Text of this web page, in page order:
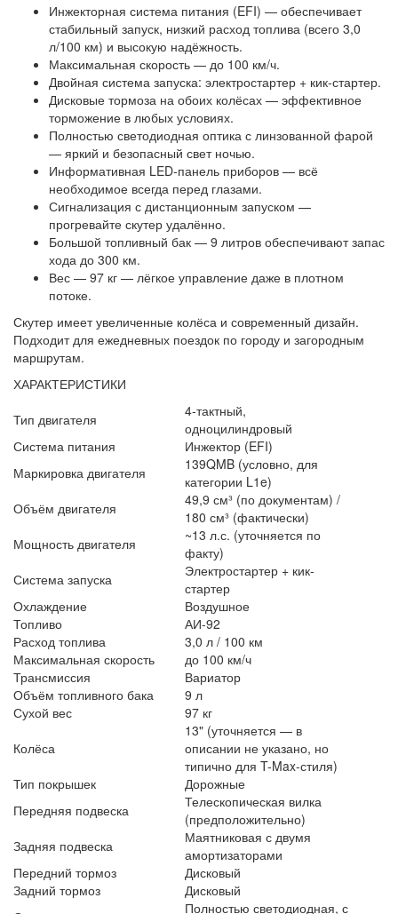
Инжекторная система питания (EFI) — обеспечивает
стабильный запуск, низкий расход топлива (всего 3,0
л/100 км) и высокую надёжность.
Максимальная скорость — до 100 км/ч.
Двойная система запуска: электростартер + кик-стартер.
Дисковые тормоза на обоих колёсах — эффективное
торможение в любых условиях.
Полностью светодиодная оптика с линзованной фарой
— яркий и безопасный свет ночью.
Информативная LED-панель приборов — всё
необходимое всегда перед глазами.
Сигнализация с дистанционным запуском —
прогревайте скутер удалённо.
Большой топливный бак — 9 литров обеспечивают запас
хода до 300 км.
Вес — 97 кг — лёгкое управление даже в плотном
потоке.
Скутер имеет увеличенные колёса и современный дизайн.
Подходит для ежедневных поездок по городу и загородным
маршрутам.
ХАРАКТЕРИСТИКИ
Тип двигателя
4-тактный,
одноцилиндровый
Система питания
Инжектор (EFI)
Маркировка двигателя
139QMB (условно, для
категории L1e)
Объём двигателя
49,9 см³ (по документам) /
180 см³ (фактически)
Мощность двигателя
~13 л.с. (уточняется по
факту)
Система запуска
Электростартер + кик-
стартер
Охлаждение
Воздушное
Топливо
АИ-92
Расход топлива
3,0 л / 100 км
Максимальная скорость
до 100 км/ч
Трансмиссия
Вариатор
Объём топливного бака
9 л
Сухой вес
97 кг
Колёса
13" (уточняется — в
описании не указано, но
типично для T-Max-стиля)
Тип покрышек
Дорожные
Передняя подвеска
Телескопическая вилка
(предположительно)
Задняя подвеска
Маятниковая с двумя
амортизаторами
Передний тормоз
Дисковый
Задний тормоз
Дисковый
Полностью светодиодная, с